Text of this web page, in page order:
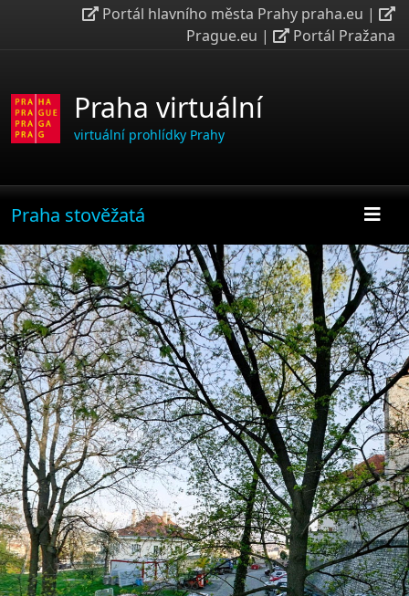
Portál hlavního města Prahy praha.eu |
Prague.eu | Portál Pražana
Praha virtuální
virtuální prohlídky Prahy
Praha stověžatá